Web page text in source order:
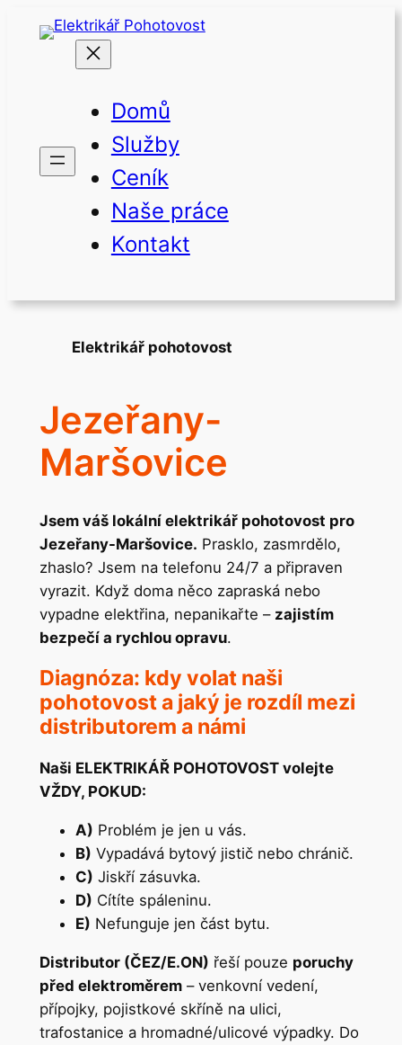
Přeskočit
Domů
Služby
Ceník
Naše práce
Kontakt
Elektrikář pohotovost
Jezeřany-
Maršovice
Jsem váš lokální elektrikář pohotovost pro
Jezeřany-Maršovice. Prasklo, zasmrdělo,
zhaslo? Jsem na telefonu 24/7 a připraven
vyrazit. Když doma něco zapraská nebo
vypadne elektřina, nepanikařte – zajistím
bezpečí a rychlou opravu.
Diagnóza: kdy volat naši
pohotovost a jaký je rozdíl mezi
distributorem a námi
Naši ELEKTRIKÁŘ POHOTOVOST volejte
VŽDY, POKUD:
A) Problém je jen u vás.
B) Vypadává bytový jistič nebo chránič.
C) Jiskří zásuvka.
D) Cítíte spáleninu.
E) Nefunguje jen část bytu.
Distributor (ČEZ/E.ON) řeší pouze poruchy
před elektroměrem– venkovní vedení,
přípojky, pojistkové skříně na ulici,
trafostanice a hromadné/ulicové výpadky. Do